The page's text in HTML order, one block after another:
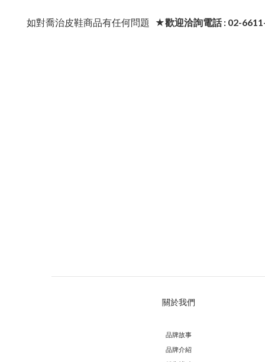
如對喬治皮鞋商品有任何問題 ★歡迎洽詢電話 : 02-
關於我們
品牌故事
品牌介紹